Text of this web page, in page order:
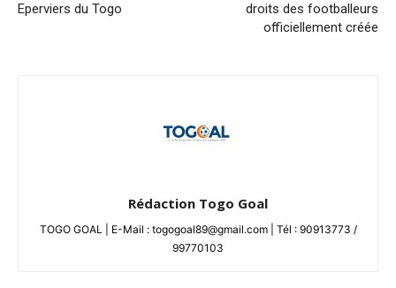
Eperviers du Togo
droits des footballeurs
officiellement créée
Rédaction Togo Goal
TOGO GOAL | E-Mail : togogoal89@gmail.com | Tél : 90913773 /
99770103